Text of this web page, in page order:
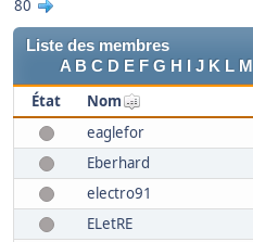
80
Liste des membres
A B C D E F G H I J K L M
État Nom
eaglefor
Eberhard
electro91
ELetRE